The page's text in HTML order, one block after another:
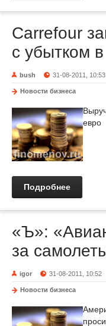
Carrefour
с убытком
bush 31-08-2011, 10:53
Новости бизнеса
евро
Подробнее
«Ъ»:
за
igor 31-08-2011, 10:52
Новости бизнеса